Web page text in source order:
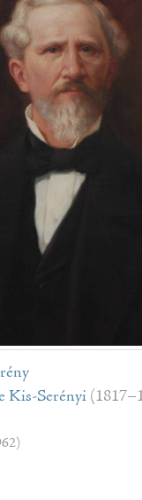
Kis-Serényi